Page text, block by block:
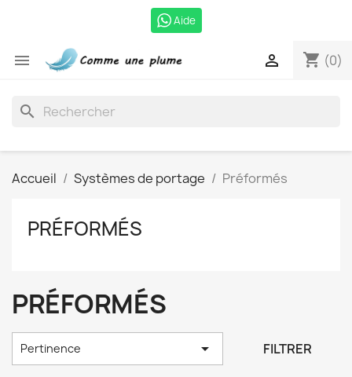
Aide
 shopping_cart (0)

search
Accueil Systèmes de portage Préformés
PRÉFORMÉS
PRÉFORMÉS
Pertinence  FILTRER